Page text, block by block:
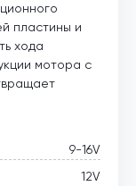
пластины и
хода
мотора с
9-16V
12V